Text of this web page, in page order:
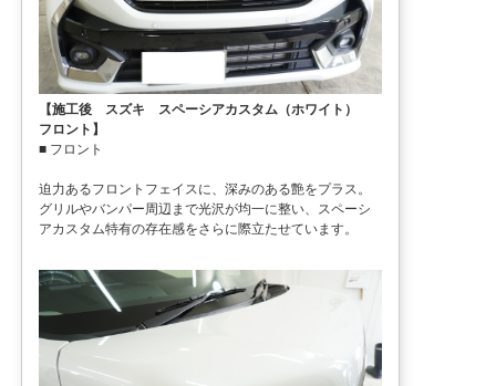
【施工後 スズキ スペーシアカスタム（ホワイト）
フロント】
■ フロント
迫力あるフロントフェイスに、深みのある艶をプラス。
グリルやバンパー周辺まで光沢が均一に整い、スペーシ
アカスタム特有の存在感をさらに際立たせています。